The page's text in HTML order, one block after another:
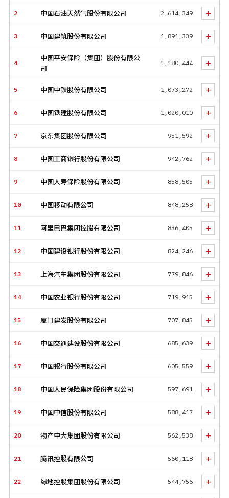
化、中石油和中国建筑。中国平安位列第四，仍是非国有企业
第一位。两家民营上市企业京东和阿里巴巴的排名均有提升，
其中京东升至第7位，首次进入榜单前十；阿里巴巴则名列第11
位。
今年一共有49家新上榜和重新上榜公司，其中滴滴首次上榜，
并以1738亿元的总收入排名第75位。科兴生物凭借1250亿元的
新能源汽车领域，蔚来汽车和理想汽车双双首次上榜，分别位
列第344位和第427位。（下载安装“财富Plus”APP，免费获取
“行业榜”、“新上榜公司”、“最赚钱公司榜”、“亏损公司榜”等子
榜单。）
在盈利能力方面，最赚钱的10家上榜公司中，除6家商业银行和
保险公司之外，腾讯控股有限公司以2248亿元的归母净利润排
在利润榜第4位。今年利润榜的前十位出现了中国石油和中远
海运控股股份有限公司，分列该子榜的第九、第十位。这十家
公司在去年的总利润约为1.85万亿元，约占上榜公司利润总和
的39%，比往年略有下降。净利润率方面，排位最高的是中国
生物制药，净利润率高达54%；位居净利润率榜第二位的是贵
州茅台酒股份有限公司，净利润率约为48%。
此次，《财富》中国500强中共计有49家上市公司未能盈利，
依据，居亏损榜首位的是快手，亏损额超过780亿元；滴滴亏
亏损榜第三位。（下载安装“财富Plus”APP，免费获取“行业
单。）
陷入债务困境的华夏幸福基业股份有限公司位列亏损榜
在所有上榜公司中，位居净资产收益率（ROE）榜榜首的是科
兴生物，疫苗接种为该公司短期带来巨大营收和利润，该公司
ROE接近92%。另外两家疫苗相关公司，重庆智飞生物（ROE
为58%）和中国生物制药有限公司（ROE为48%）也出现在榜单
前十之中。
由于国际运价上涨，东方海外（国际）和中远海运控股分别以
公司中房地产企业占了5家，今年没有一家房地产公司出现在
推迟年报发布，而没有登上今年的榜单。
2 中国石油天然气股份有限公司 2,614,349 +
3 中国建筑股份有限公司 1,891,339 +
4
中国平安保险（集团）股份有限公
司
1,180,444 +
5 中国中铁股份有限公司 1,073,272 +
6 中国铁建股份有限公司 1,020,010 +
7 京东集团股份有限公司 951,592 +
8 中国工商银行股份有限公司 942,762 +
9 中国人寿保险股份有限公司 858,505 +
10 中国移动有限公司 848,258 +
11 阿里巴巴集团控股有限公司 836,405 +
12 中国建设银行股份有限公司 824,246 +
13 上海汽车集团股份有限公司 779,846 +
14 中国农业银行股份有限公司 719,915 +
15 厦门建发股份有限公司 707,845 +
16 中国交通建设股份有限公司 685,639 +
17 中国银行股份有限公司 605,559 +
18 中国人民保险集团股份有限公司 597,691 +
19 中国中信股份有限公司 588,417 +
20 物产中大集团股份有限公司 562,538 +
21 腾讯控股有限公司 560,118 +
22 绿地控股集团股份有限公司 544,756 +